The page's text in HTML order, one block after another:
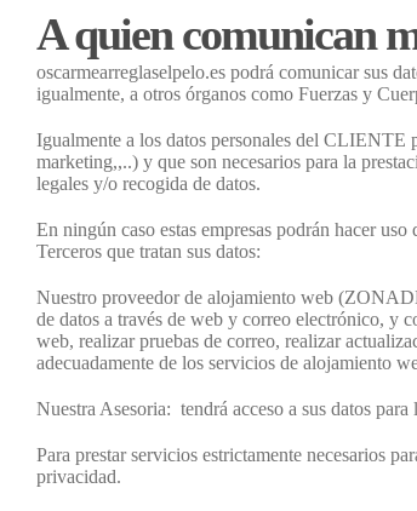
A quien comunican
oscarmearreglaselpelo.es podrá comunicar sus
igualmente, a otros órganos como Fuerzas y
Igualmente a los datos personales del CLIENTE
marketing,,..) y que son necesarios para la
legales y/o recogida de datos.
En ningún caso estas empresas podrán hacer
Terceros que tratan sus datos:
Nuestro proveedor de alojamiento web
de datos a través de web y correo electrónico, y
web, realizar pruebas de correo, realizar
adecuadamente de los servicios de alojamiento
Nuestra Asesoria: tendrá acceso a sus datos
Para prestar servicios estrictamente necesarios
privacidad.